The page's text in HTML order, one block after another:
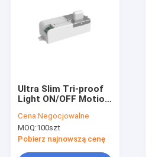
Ultra Slim Tri-proof
Light ON/OFF Motion
najnowszymi
normami ERP,
ustawienie
Cena:Negocjowalne
MOQ:100szt
Pobierz najnowszą cenę